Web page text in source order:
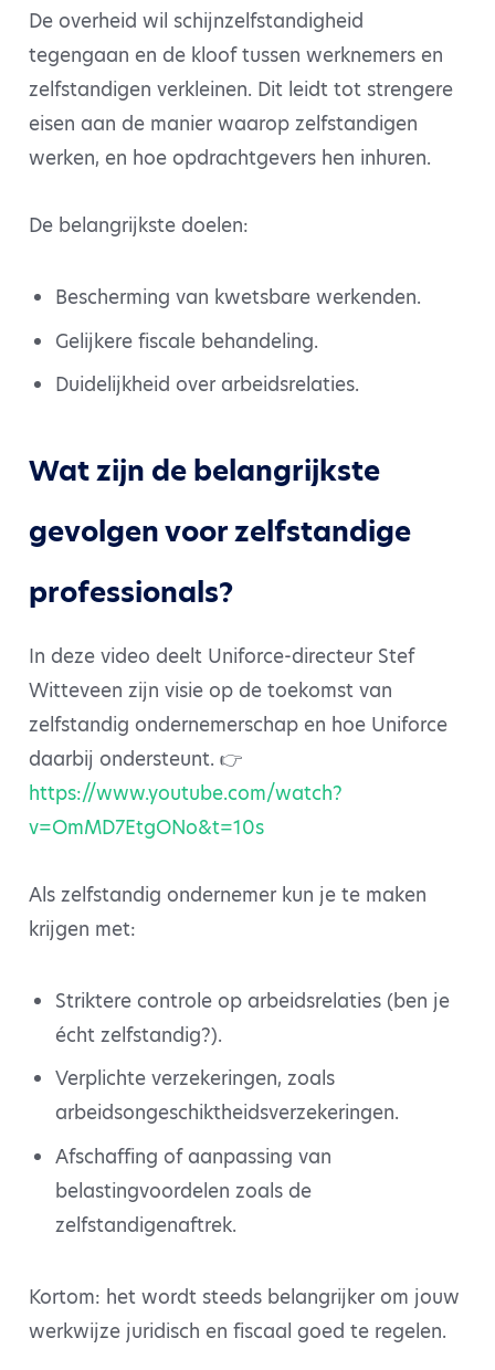
De overheid wil schijnzelfstandigheid
tegengaan en de kloof tussen werknemers en
zelfstandigen verkleinen. Dit leidt tot strengere
eisen aan de manier waarop zelfstandigen
werken, en hoe opdrachtgevers hen inhuren.
De belangrijkste doelen:
Bescherming van kwetsbare werkenden.
Gelijkere fiscale behandeling.
Duidelijkheid over arbeidsrelaties.
Wat zijn de belangrijkste
gevolgen voor zelfstandige
professionals?
In deze video deelt Uniforce-directeur Stef
Witteveen zijn visie op de toekomst van
zelfstandig ondernemerschap en hoe Uniforce
daarbij ondersteunt. 👉
https://www.youtube.com/watch?
v=OmMD7EtgONo&t=10s
Als zelfstandig ondernemer kun je te maken
krijgen met:
Striktere controle op arbeidsrelaties (ben je
écht zelfstandig?).
Verplichte verzekeringen, zoals
arbeidsongeschiktheidsverzekeringen.
Afschaffing of aanpassing van
belastingvoordelen zoals de
zelfstandigenaftrek.
Kortom: het wordt steeds belangrijker om jouw
werkwijze juridisch en fiscaal goed te regelen.